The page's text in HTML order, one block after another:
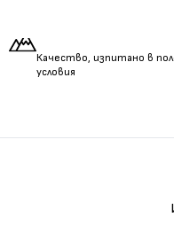
Качество, изпитано в
условия